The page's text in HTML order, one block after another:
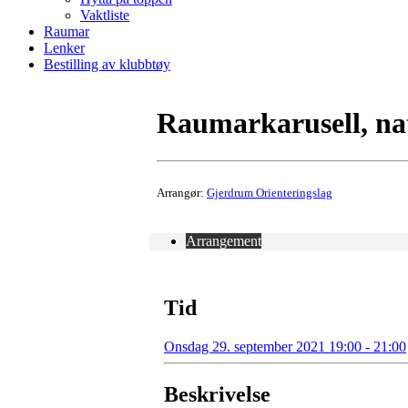
Vaktliste
Raumar
Lenker
Bestilling av klubbtøy
Raumarkarusell,
Arrangør: Gjerdrum Orienteringslag
Arrangement
Tid
Onsdag 29. september 2021 19:00 - 21:00
Beskrivelse